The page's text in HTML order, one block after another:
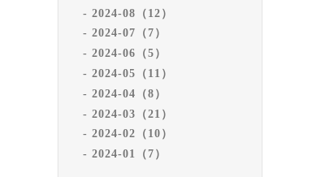
2024-08（12）
2024-07（7）
2024-06（5）
2024-05（11）
2024-04（8）
2024-03（21）
2024-02（10）
2024-01（7）